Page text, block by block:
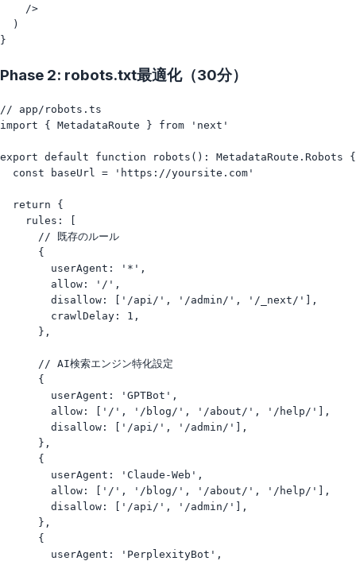
    />
  )
Phase 2: robots.txt最適化（30分）
// app/robots.ts
import { MetadataRoute } from 'next'
export default function robots(): MetadataRoute.Robots {
  const baseUrl = 'https://yoursite.com'
  return {
    rules: [
      // 既存のルール
      {
        userAgent: '*',
        allow: '/',
        disallow: ['/api/', '/admin/', '/_next/'],
        crawlDelay: 1,
      },
      // AI検索エンジン特化設定
      {
        userAgent: 'GPTBot',
        allow: ['/', '/blog/', '/about/', '/help/'],
        disallow: ['/api/', '/admin/'],
      },
      {
        userAgent: 'Claude-Web',
        allow: ['/', '/blog/', '/about/', '/help/'],
        disallow: ['/api/', '/admin/'],
      },
      {
        userAgent: 'PerplexityBot',